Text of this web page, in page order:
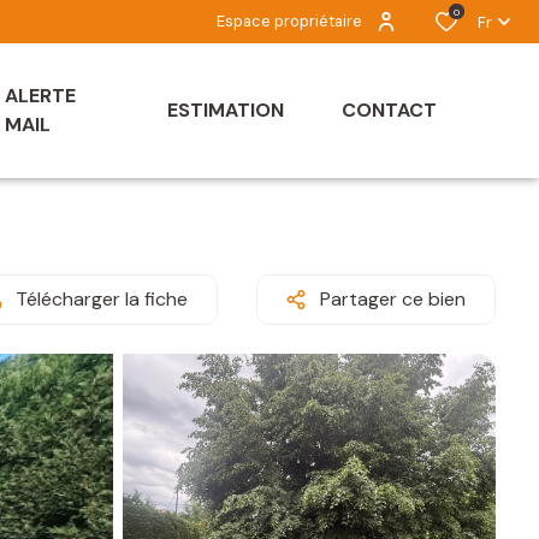
Espace propriétaire 0 Fr
ALERTE
MAIL
ESTIMATION CONTACT
Télécharger la fiche Partager ce bien